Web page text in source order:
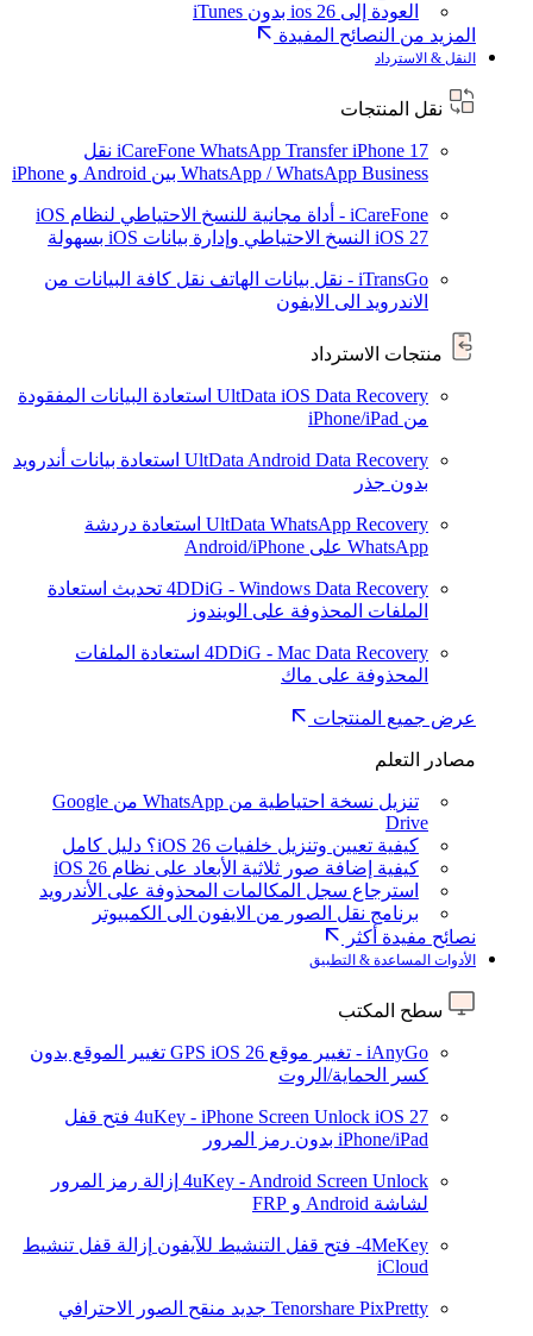
العودة إلى ios 26 بدون iTunes
المزيد من النصائح المفيدة
النقل & الاسترداد
نقل المنتجات
iCareFone WhatsApp TransferiPhone 17
نقل
WhatsApp / WhatsApp Business بين Android و iPhone
iCareFone - أداة مجانية للنسخ الاحتياطي لنظام iOS
iOS 27 النسخ الاحتياطي وإدارة بيانات iOS بسهولة
iTransGo - نقل بيانات الهاتف
نقل كافة البيانات من
الاندرويد الى الايفون
منتجات الاسترداد
UltData iOS Data Recovery استعادة البيانات المفقودة
من iPhone/iPad
UltData Android Data Recovery استعادة بيانات أندرويد
بدون جذر
UltData WhatsApp Recovery استعادة دردشة
WhatsApp على Android/iPhone
4DDiG - Windows Data Recovery تحديث استعادة
الملفات المحذوفة على الويندوز
4DDiG - Mac Data Recovery استعادة الملفات
المحذوفة على ماك
عرض جميع المنتجات
مصادر التعلم
تنزيل نسخة احتياطية من WhatsApp من Google
Drive
كيفية تعيين وتنزيل خلفيات iOS 26؟ دليل كامل
كيفية إضافة صور ثلاثية الأبعاد على نظام iOS 26
استرجاع سجل المكالمات المحذوفة على الأندرويد
برنامج نقل الصور من الايفون الى الكمبيوتر
نصائح مفيدة أكثر
الأدوات المساعدة & التطبيق
سطح المكتب
iAnyGo - تغيير موقع GPS iOS 26
تغيير الموقع بدون
كسر الحماية/الروت
4uKey - iPhone Screen Unlock iOS 27
فتح قفل
iPhone/iPad بدون رمز المرور
4uKey - Android Screen Unlock إزالة رمز المرور
لشاشة Android و FRP
4MeKey- فتح قفل التنشيط للآيفون
إزالة قفل تنشيط
iCloud
Tenorshare PixPretty جديد منقح الصور الاحترافي